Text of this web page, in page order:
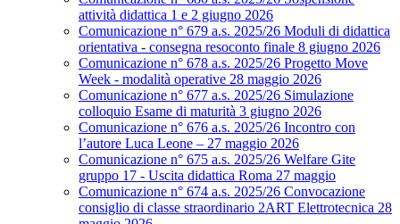
attività didattica 1 e 2 giugno 2026
Comunicazione n° 679 a.s. 2025/26 Moduli di didattica
orientativa - consegna resoconto finale 8 giugno 2026
Comunicazione n° 678 a.s. 2025/26 Progetto Move
Week - modalità operative 28 maggio 2026
Comunicazione n° 677 a.s. 2025/26 Simulazione
colloquio Esame di maturità 3 giugno 2026
Comunicazione n° 676 a.s. 2025/26 Incontro con
l’autore Luca Leone – 27 maggio 2026
Comunicazione n° 675 a.s. 2025/26 Welfare Gite
gruppo 17 - Uscita didattica Roma 27 maggio
Comunicazione n° 674 a.s. 2025/26 Convocazione
consiglio di classe straordinario 2ART Elettrotecnica 28